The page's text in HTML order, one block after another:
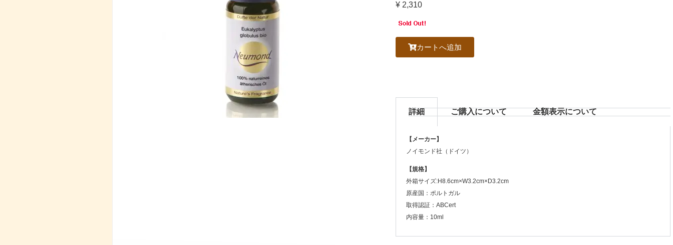
¥ 2,310
カートへ追加
詳細 ご購入について ⾦額表⽰について
【メーカー】
ノイモンド社（ドイツ）
【規格】
外箱サイズ:H8.6cm×W3.2cm×D3.2cm
原産国：ポルトガル
取得認証：ABCert
内容量：10ml